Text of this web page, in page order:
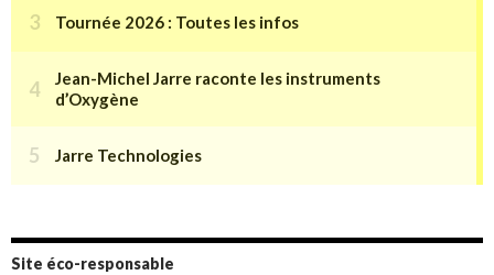
Site éco-responsable